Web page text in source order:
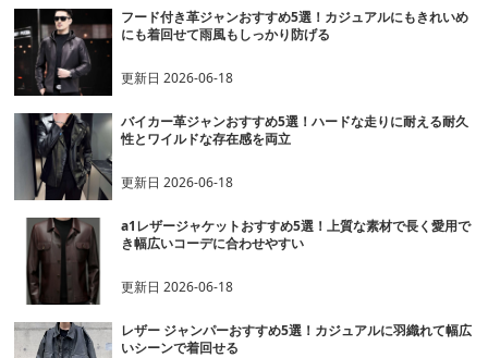
フード付き革ジャンおすすめ5選！カジュアルにもきれいめ
にも着回せて雨風もしっかり防げる
更新日2026-06-18
バイカー革ジャンおすすめ5選！ハードな走りに耐える耐久
性とワイルドな存在感を両立
更新日2026-06-18
a1レザージャケットおすすめ5選！上質な素材で長く愛用で
き幅広いコーデに合わせやすい
更新日2026-06-18
レザー ジャンパーおすすめ5選！カジュアルに羽織れて幅広
いシーンで着回せる